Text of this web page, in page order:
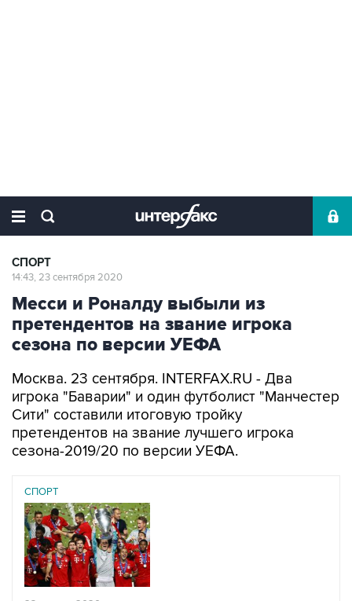
СПОРТ
14:43, 23 сентября 2020
Месси и Роналду выбыли из
претендентов на звание игрока
сезона по версии УЕФА
Москва. 23 сентября. INTERFAX.RU - Два
игрока "Баварии" и один футболист "Манчестер
Сити" составили итоговую тройку
претендентов на звание лучшего игрока
сезона-2019/20 по версии УЕФА.
СПОРТ